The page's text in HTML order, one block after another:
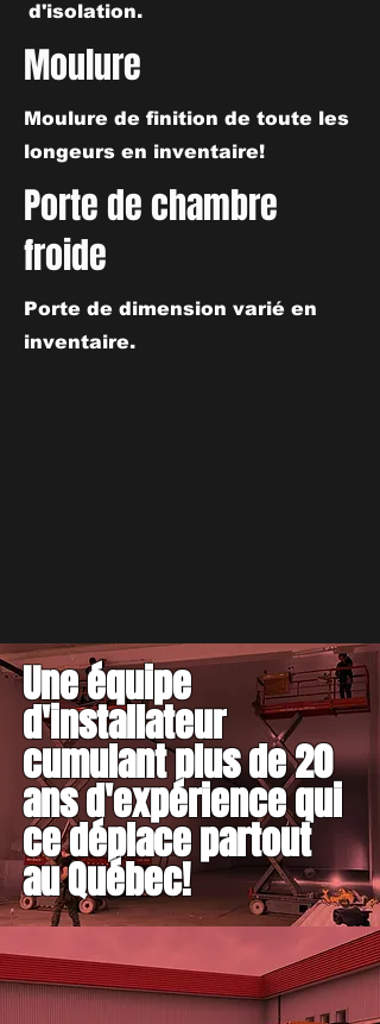
d'isolation.
Moulure
Moulure de finition de toute les
longeurs en inventaire!
Porte de chambre
froide
Porte de dimension varié en
inventaire.
Une équipe
d'installateur
cumulant plus de 20
ans d'expérience qui
ce déplace partout
au Québec!